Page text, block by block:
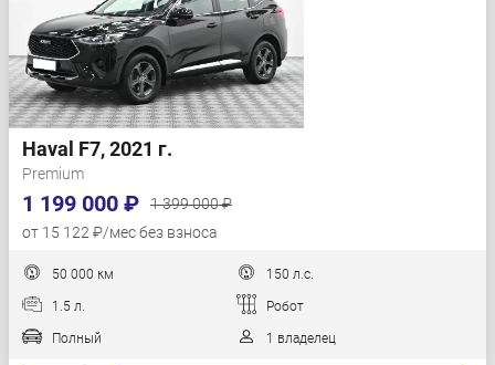
Haval F7, 2021 г.
Premium
1 199 000 ₽
1 399 000 ₽
от 15 122 ₽/мес без взноса
50 000 км 150 л.с.
1.5 л. Робот
Полный 1 владелец